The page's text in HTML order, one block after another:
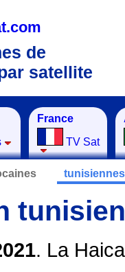
de
satellite
France
TV Sat
tunisiennes
. La